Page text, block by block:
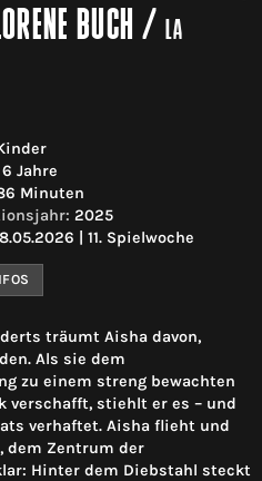
BUCH /LA
Jahre
Minuten
2025
| 11. Spielwoche
träumt Aisha davon,
Als sie dem
zu einem streng bewachten
verschafft, stiehlt er es – und
verhaftet. Aisha flieht und
dem Zentrum der
Hinter dem Diebstahl steckt